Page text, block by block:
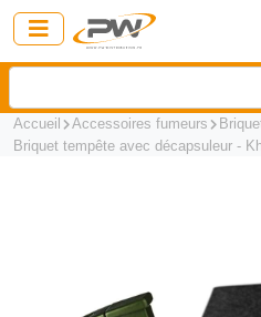
Accueil Accessoires fumeurs
Briquet tempête avec décapsuleur -